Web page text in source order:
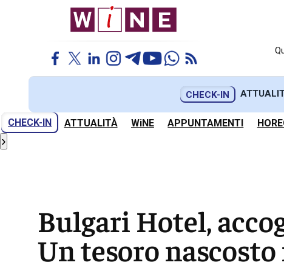
CHECK-IN
CHECK-IN ATTUALITÀ WiNE APPUNTAMENTI
›
Bulgari Hotel,
Un tesoro